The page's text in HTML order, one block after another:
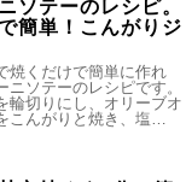
ソテーのレシピ。
簡単！こんがりジ
焼くだけで簡単に作れ
ニソテーのレシピです。
輪切りにし、オリーブオ
こんがりと焼き、塩…